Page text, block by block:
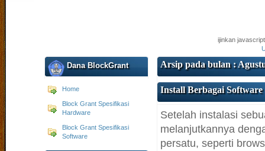
ijinkan
Dana BlockGrant
Home
Block Grant Spesifikasi
Hardware
Block Grant Spesifikasi
Software
Arsip pada bulan :
Install Berbagai
Setelah instalasi
melanjutkannya
persatu, seperti